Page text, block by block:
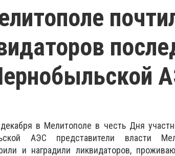
в Мелитополе в честь Дня
АЭС представители власти
и наградили ликвидаторов,